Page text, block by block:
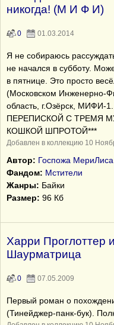
никогда! (М И Ф И)
0 01.03.2014
Я не собираюсь
не начался в субботу.
в пятнице. Это просто
(Московском Инженерно-
область, г.Озёрск,
ПЕРЕПИСКОЙ С ТРЕМЯ
КОШКОЙ ШПРОТОЙ***
Добавлен в коллекцию 10
Автор: Госпожа МериЛиса
Фандом: Мстители
Жанры: Байки
Размер: 96 Кб
Харри Проглоттер
Шаурматрица
0 07.05.2009
Первый роман о
(Тинейджер-панк-бук).